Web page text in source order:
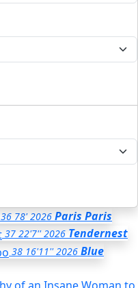
36 78' 2026 Paris Paris
37 22'7'' 2026 Tendernest
38 16'11'' 2026 Blue